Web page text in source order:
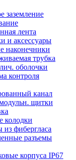
заземление
лента
и аксессуары
наконечники
трубка
оболочки
контроля
канал
щитки
колодки
фибергласа
разъемы
корпуса IP67